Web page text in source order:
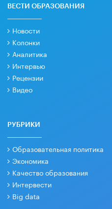
ВЕСТИ ОБРАЗОВАНИЯ
Новости
Колонки
Аналитика
Интервью
Рецензии
Видео
РУБРИКИ
Образовательная политика
Экономика
Качество образования
Интервести
Big data